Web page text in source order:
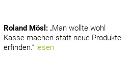
Roland Mösl : „Man wollte wohl
Kasse machen statt neue Produkte
erfinden.“ lesen